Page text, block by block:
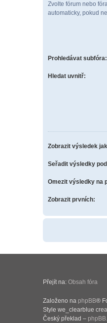
Zvolte fórum nebo
automaticky, pokud
Prohledávat subfóra:
Hledat uvnitř:
Zobrazit výsledek
Seřadit výsledky
Omezit výsledky na
Zobrazit prvních:
Přejít na: Obsah fóra
Založeno na phpBB®
Style we_clearblue
Český překlad –